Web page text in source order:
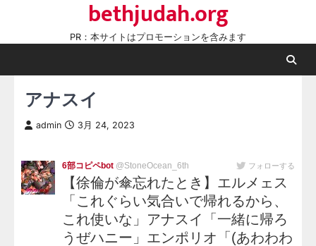
content
bethjudah.org
PR：本サイトはプロモーションを含みます
アナスイ
admin 3月 24, 2023
6部コピペbot @StoneOcean_6th フォローする
【徐倫が傘忘れたとき】エルメェス
「これぐらい気合いで帰れるから、
これ使いな」アナスイ「一緒に帰ろ
うぜハニー」エンポリオ「(あわわわ